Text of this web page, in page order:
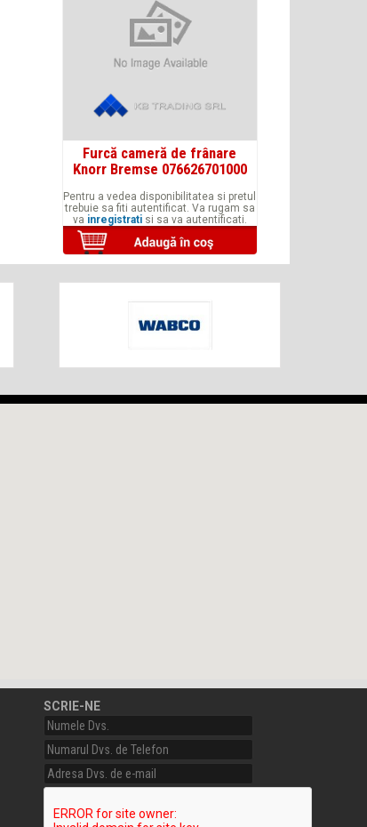
Furcă cameră de frânare
Knorr Bremse 076626701000
Pentru a vedea disponibilitatea si pretul
trebuie sa fiti autentificat. Va rugam sa
va inregistratisi sa va autentificati.
SCRIE-NE